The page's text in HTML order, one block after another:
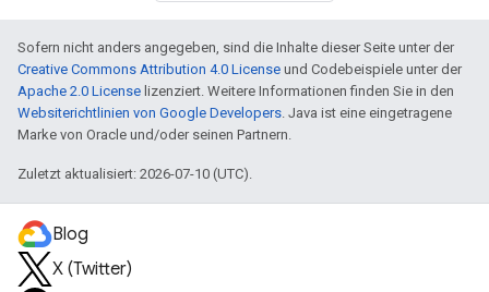
Sofern nicht anders angegeben, sind die Inhalte dieser Seite unter der
Creative Commons Attribution 4.0 License und Codebeispiele unter der
Apache 2.0 License lizenziert. Weitere Informationen finden Sie in den
Websiterichtlinien von Google Developers. Java ist eine eingetragene
Marke von Oracle und/oder seinen Partnern.
Zuletzt aktualisiert: 2026-07-10 (UTC).
Blog
X (Twitter)